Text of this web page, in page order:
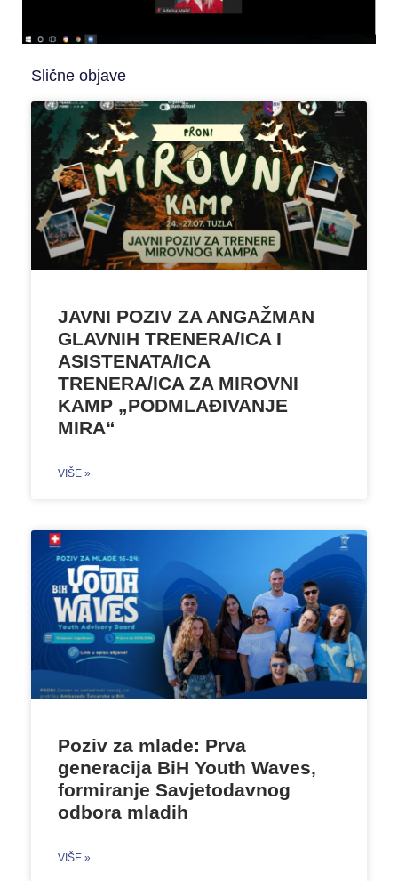
Slične objave
JAVNI POZIV ZA ANGAŽMAN
GLAVNIH TRENERA/ICA I
ASISTENATA/ICA
TRENERA/ICA ZA MIROVNI
KAMP „PODMLAĐIVANJE
MIRA“
VIŠE »
Poziv za mlade: Prva
generacija BiH Youth Waves,
formiranje Savjetodavnog
odbora mladih
VIŠE »